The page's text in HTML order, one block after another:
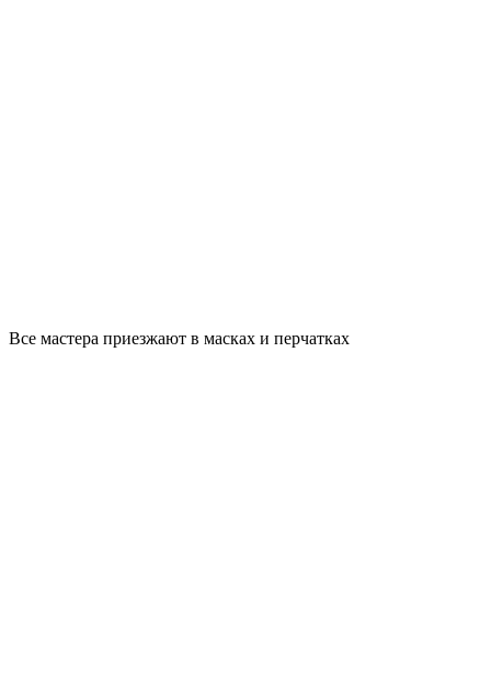
Все мастера приезжают в масках и перчатках